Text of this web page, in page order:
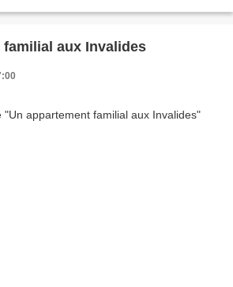
familial aux Invalides